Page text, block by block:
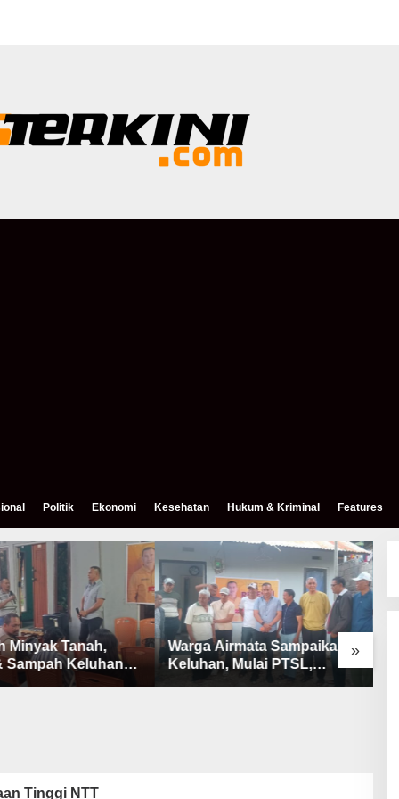
Politik Ekonomi Kesehatan Hukum & Kriminal Features
»
Minyak Tanah,
Sampah Keluhan
Airnona
Warga Airmata Sampaikan
Keluhan, Mulai PTSL,
Ketersediaan Minyak Tanah
Tinggi NTT